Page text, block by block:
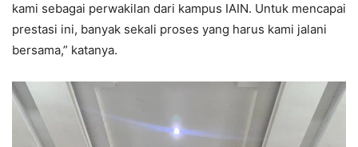
kami sebagai perwakilan dari kampus IAIN. Untuk mencapai
prestasi ini, banyak sekali proses yang harus kami jalani
bersama,” katanya.